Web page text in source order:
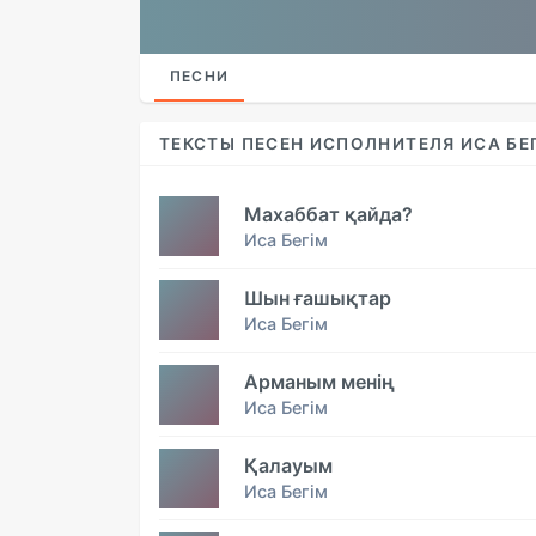
ПЕСНИ
ТЕКСТЫ ПЕСЕН ИСПОЛНИТЕЛЯ ИСА
Махаббат қайда?
Иса Бегім
Шын ғашықтар
Иса Бегім
Арманым менің
Иса Бегім
Қалауым
Иса Бегім